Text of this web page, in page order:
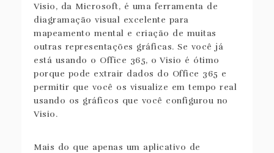
Visio, da Microsoft, é uma ferramenta de
diagramação visual excelente para
mapeamento mental e criação de muitas
outras representações gráficas. Se você já
está usando o Office 365, o Visio é ótimo
porque pode extrair dados do Office 365 e
permitir que você os visualize em tempo real
usando os gráficos que você configurou no
Visio.
Mais do que apenas um aplicativo de